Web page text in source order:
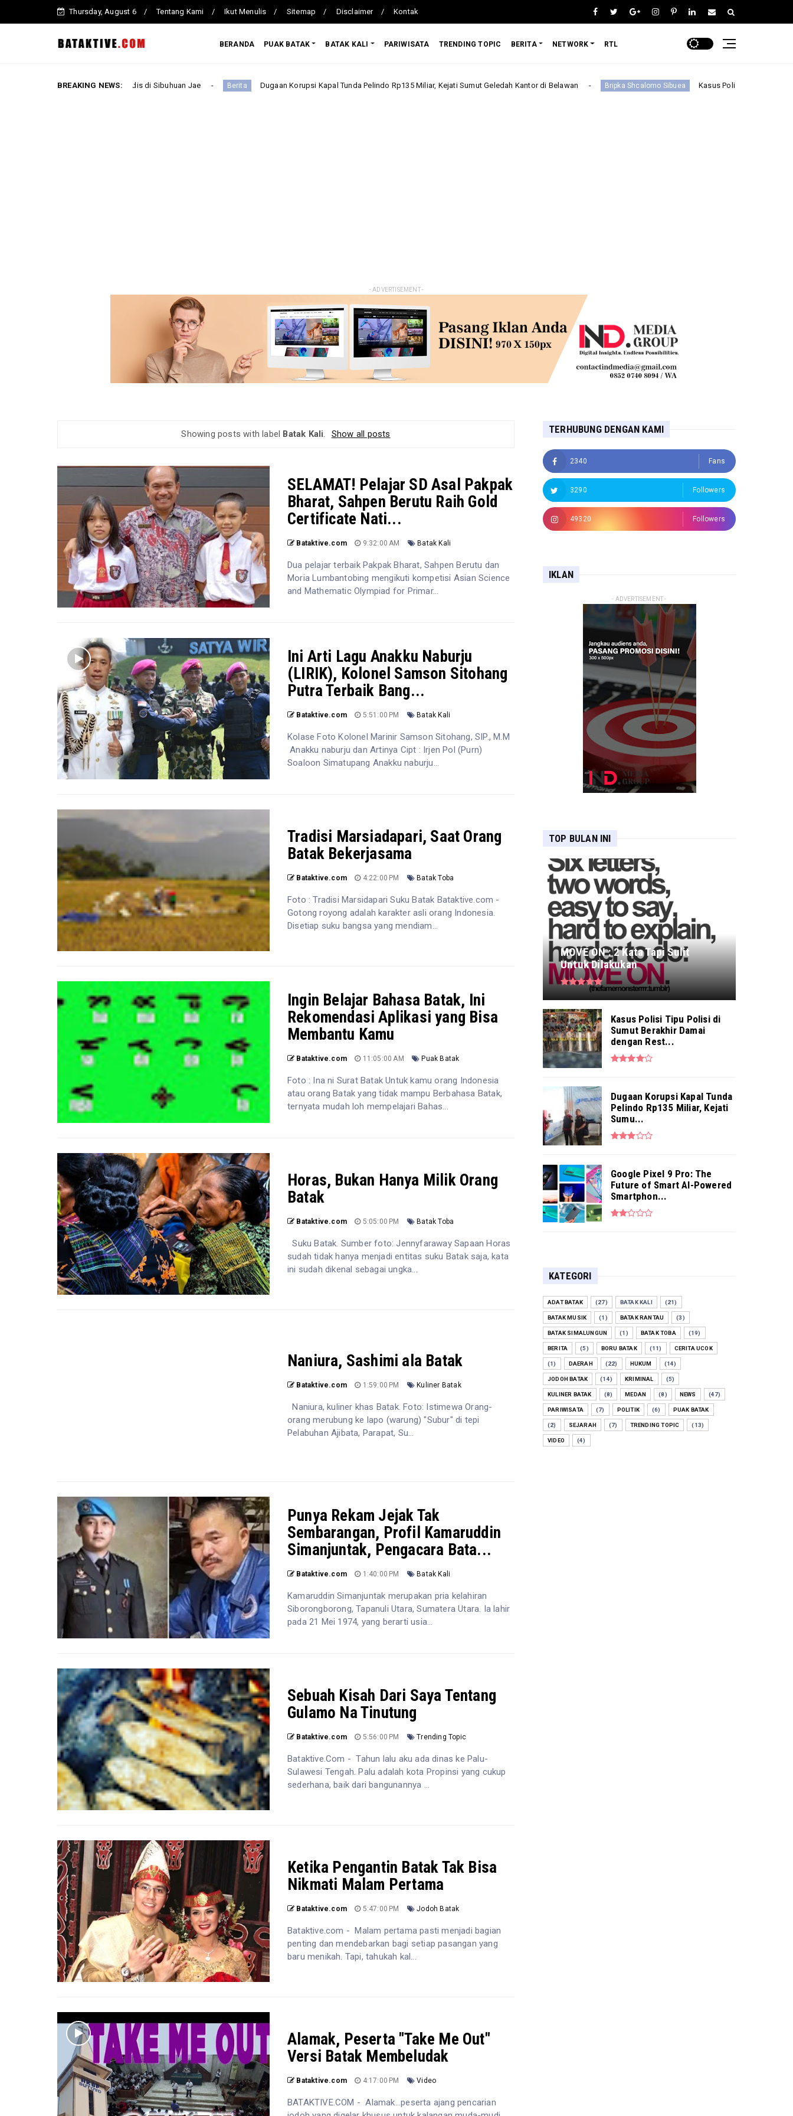
Thursday, August 6 Tentang Kami Ikut Menulis Sitemap Disclaimer Kontak
BERANDA PUAK BATAK BATAK KALI PARIWISATA TRENDING TOPIC BERITA NETWORK RTL
BREAKING NEWS:
Sadis di Sibuhuan Jae Berita Dugaan Korupsi Kapal Tunda Pelindo Rp135 Miliar, Kejati Sumut Geledah Kantor di Belawan Bripka Shcalomo Sibuea Kasus Polisi Tipu Polisi di Sumut Berakhir
- ADVERTISEMENT -
Showing posts with label Batak Kali. Show all posts
SELAMAT! Pelajar SD Asal Pakpak
Bharat, Sahpen Berutu Raih Gold
Certificate Nati...
Bataktive.com 9:32:00 AM Batak Kali
Dua pelajar terbaik Pakpak Bharat, Sahpen Berutu dan
Moria Lumbantobing mengikuti kompetisi Asian Science
and Mathematic Olympiad for Primar...
Ini Arti Lagu Anakku Naburju
(LIRIK), Kolonel Samson Sitohang
Putra Terbaik Bang...
Bataktive.com 5:51:00 PM Batak Kali
Kolase Foto Kolonel Marinir Samson Sitohang, SIP., M.M
Anakku naburju dan Artinya Cipt : Irjen Pol (Purn)
Soaloon Simatupang Anakku naburju...
Tradisi Marsiadapari, Saat Orang
Batak Bekerjasama
Bataktive.com 4:22:00 PM Batak Toba
Foto : Tradisi Marsidapari Suku Batak Bataktive.com -
Gotong royong adalah karakter asli orang Indonesia.
Disetiap suku bangsa yang mendiam...
Ingin Belajar Bahasa Batak, Ini
Rekomendasi Aplikasi yang Bisa
Membantu Kamu
Bataktive.com 11:05:00 AM Puak Batak
Foto : Ina ni Surat Batak Untuk kamu orang Indonesia
atau orang Batak yang tidak mampu Berbahasa Batak,
ternyata mudah loh mempelajari Bahas...
Horas, Bukan Hanya Milik Orang
Batak
Bataktive.com 5:05:00 PM Batak Toba
Suku Batak. Sumber foto: Jennyfaraway Sapaan Horas
sudah tidak hanya menjadi entitas suku Batak saja, kata
ini sudah dikenal sebagai ungka...
Naniura, Sashimi ala Batak
Bataktive.com 1:59:00 PM Kuliner Batak
Naniura, kuliner khas Batak. Foto: Istimewa Orang-
orang merubung ke lapo (warung) "Subur" di tepi
Pelabuhan Ajibata, Parapat, Su...
Punya Rekam Jejak Tak
Sembarangan, Profil Kamaruddin
Simanjuntak, Pengacara Bata...
Bataktive.com 1:40:00 PM Batak Kali
Kamaruddin Simanjuntak merupakan pria kelahiran
Siborongborong, Tapanuli Utara, Sumatera Utara. Ia lahir
pada 21 Mei 1974, yang berarti usia...
Sebuah Kisah Dari Saya Tentang
Gulamo Na Tinutung
Bataktive.com 5:56:00 PM Trending Topic
Bataktive.Com - Tahun lalu aku ada dinas ke Palu-
Sulawesi Tengah. Palu adalah kota Propinsi yang cukup
sederhana, baik dari bangunannya ...
Ketika Pengantin Batak Tak Bisa
Nikmati Malam Pertama
Bataktive.com 5:47:00 PM Jodoh Batak
Bataktive.com - Malam pertama pasti menjadi bagian
penting dan mendebarkan bagi setiap pasangan yang
baru menikah. Tapi, tahukah kal...
Alamak, Peserta "Take Me Out"
Versi Batak Membeludak
Bataktive.com 4:17:00 PM Video
BATAKTIVE.COM - Alamak...peserta ajang pencarian
TERHUBUNG DENGAN KAMI
2340 Fans
3290 Followers
49320 Followers
IKLAN
- ADVERTISEMENT -
TOP BULAN INI
MOVE ON : 2 Kata Tapi Sulit
Untuk Dilakukan
Kasus Polisi Tipu Polisi di
Sumut Berakhir Damai
dengan Rest...
Dugaan Korupsi Kapal Tunda
Pelindo Rp135 Miliar, Kejati
Sumu...
Google Pixel 9 Pro: The
Future of Smart AI-Powered
Smartphon...
KATEGORI
ADAT BATAK (27) BATAK KALI (21)
BATAK MUSIK (1) BATAK RANTAU (3)
BATAK SIMALUNGUN (1) BATAK TOBA (19)
BERITA (5) BORU BATAK (11) CERITA UCOK
(1) DAERAH (22) HUKUM (14)
JODOH BATAK (14) KRIMINAL (5)
KULINER BATAK (8) MEDAN (8) NEWS (47)
PARIWISATA (7) POLITIK (6) PUAK BATAK
(2) SEJARAH (7) TRENDING TOPIC (13)
VIDEO (4)